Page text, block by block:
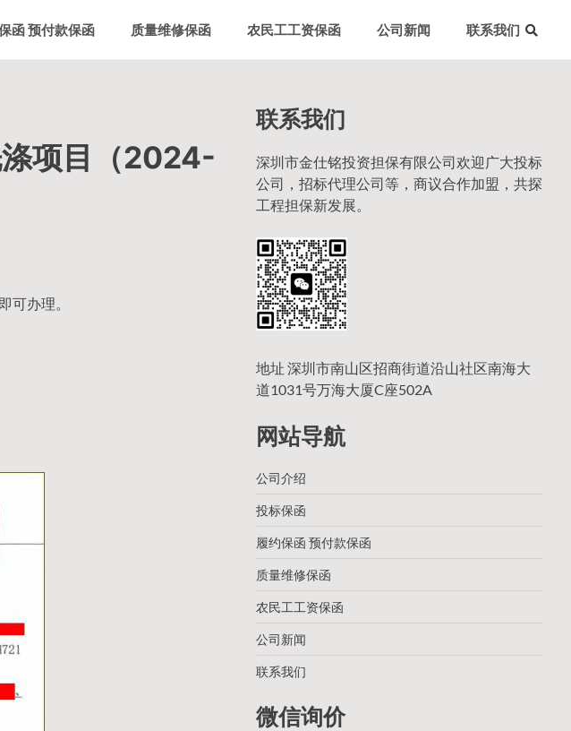
函 预付款保函 质量维修保函 农民工工资保函 公司新闻 联系我们
项目（2024-
可办理。
联系我们
深圳市金仕铭投资担保有限公司欢迎广大投标
公司，招标代理公司等，商议合作加盟，共探
工程担保新发展。
地址 深圳市南山区招商街道沿山社区南海大
道1031号万海大厦C座502A
网站导航
公司介绍
投标保函
履约保函 预付款保函
质量维修保函
农民工工资保函
公司新闻
联系我们
微信询价